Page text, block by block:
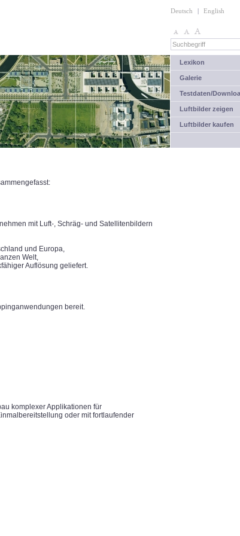
Deutsch | English
Lexikon
Galerie
Testdaten/
Luftbilder zeigen
Luftbilder kaufen
mit Luft-, Schräg- und Satellitenbildern
und Europa,
Welt,
Auflösung geliefert.
bereit.
komplexer Applikationen für
oder mit fortlaufender